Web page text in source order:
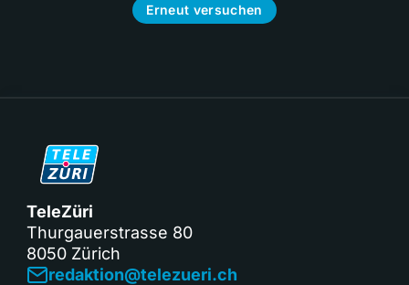
Erneut versuchen
TeleZüri
Thurgauerstrasse 80
8050 Zürich
redaktion@telezueri.ch